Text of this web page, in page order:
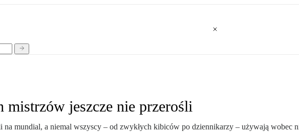
mistrzów jeszcze nie przerośli
na mundial, a niemal wszyscy – od zwykłych kibiców po dziennikarzy – używają